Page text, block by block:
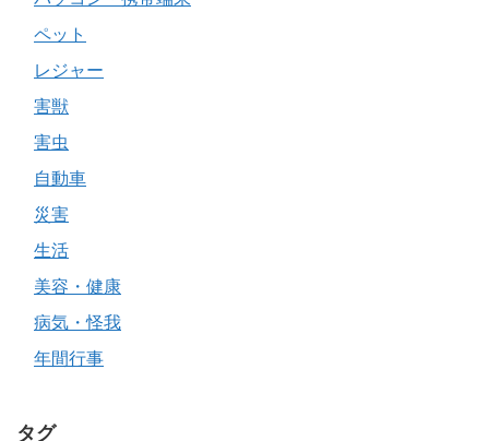
ペット
レジャー
害獣
害虫
自動車
災害
生活
美容・健康
病気・怪我
年間行事
タグ